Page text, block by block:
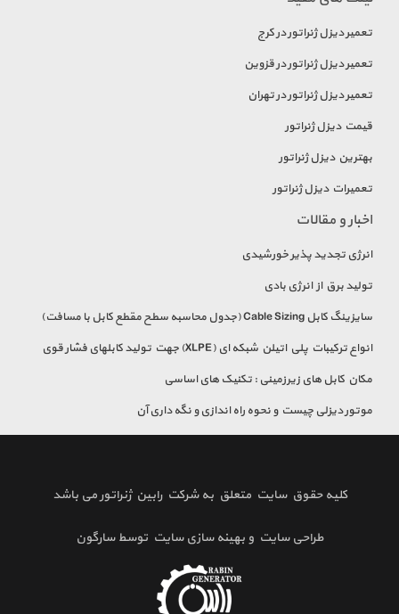
تعمیر دیزل ژنراتور در کرج
تعمیر دیزل ژنراتور در قزوین
تعمیر دیزل ژنراتور در تهران
قیمت دیزل ژنراتور
بهترین دیزل ژنراتور
تعمیرات دیزل ژنراتور
اخبار و مقالات
انرژی تجدید پذیر خورشیدی
تولید برق از انرژی بادی
سایزینگ کابل Cable Sizing (جدول محاسبه سطح مقطع کابل با مسافت)
انواع تركيبات پلي اتيلن شبكه ای (XLPE) جهت توليد كابلهای فشار قوی
مکان کابل های زیرزمینی : تکنیک های اساسی
موتور دیزلی چیست و نحوه راه اندازی و نگه داری آن
کلیه حقوق سایت متعلق به شرکت رابین ژنراتور می باشد
طراحی سایت و بهینه سازی سایت توسطسارگون